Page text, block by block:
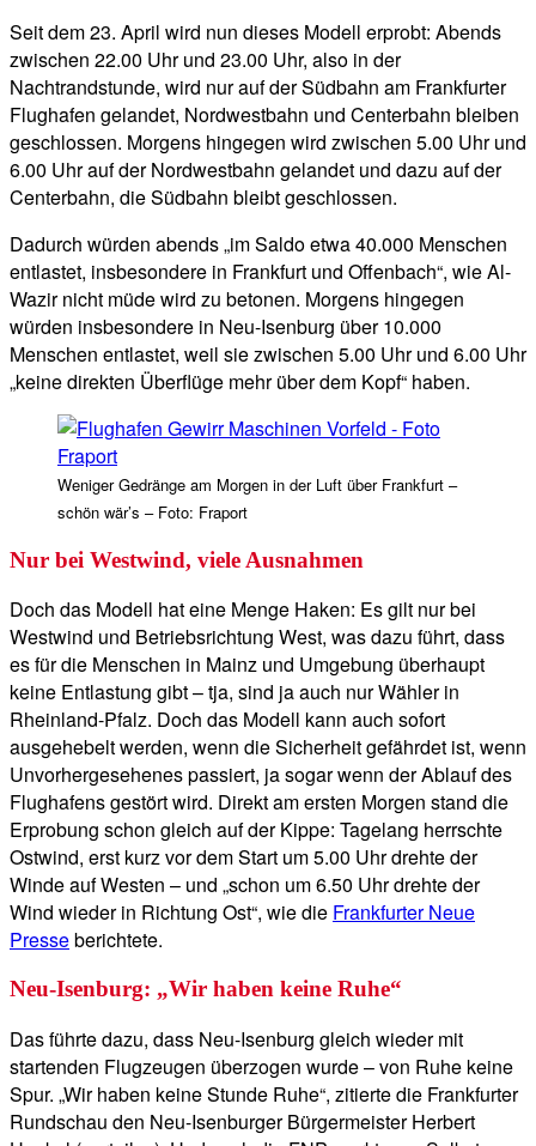
Seit dem 23. April wird nun dieses Modell erprobt: Abends
zwischen 22.00 Uhr und 23.00 Uhr, also in der
Nachtrandstunde, wird nur auf der Südbahn am Frankfurter
Flughafen gelandet, Nordwestbahn und Centerbahn bleiben
geschlossen. Morgens hingegen wird zwischen 5.00 Uhr und
6.00 Uhr auf der Nordwestbahn gelandet und dazu auf der
Centerbahn, die Südbahn bleibt geschlossen.
Dadurch würden abends „im Saldo etwa 40.000 Menschen
entlastet, insbesondere in Frankfurt und Offenbach“, wie Al-
Wazir nicht müde wird zu betonen. Morgens hingegen
würden insbesondere in Neu-Isenburg über 10.000
Menschen entlastet, weil sie zwischen 5.00 Uhr und 6.00 Uhr
„keine direkten Überflüge mehr über dem Kopf“ haben.
Weniger Gedränge am Morgen in der Luft über Frankfurt –
schön wär’s – Foto: Fraport
Nur bei Westwind, viele Ausnahmen
Doch das Modell hat eine Menge Haken: Es gilt nur bei
Westwind und Betriebsrichtung West, was dazu führt, dass
es für die Menschen in Mainz und Umgebung überhaupt
keine Entlastung gibt – tja, sind ja auch nur Wähler in
Rheinland-Pfalz. Doch das Modell kann auch sofort
ausgehebelt werden, wenn die Sicherheit gefährdet ist, wenn
Unvorhergesehenes passiert, ja sogar wenn der Ablauf des
Flughafens gestört wird. Direkt am ersten Morgen stand die
Erprobung schon gleich auf der Kippe: Tagelang herrschte
Ostwind, erst kurz vor dem Start um 5.00 Uhr drehte der
Winde auf Westen – und „schon um 6.50 Uhr drehte der
Wind wieder in Richtung Ost“, wie die Frankfurter Neue
Presseberichtete.
Neu-Isenburg: „Wir haben keine Ruhe“
Das führte dazu, dass Neu-Isenburg gleich wieder mit
startenden Flugzeugen überzogen wurde – von Ruhe keine
Spur. „Wir haben keine Stunde Ruhe“, zitierte die Frankfurter
Rundschau den Neu-Isenburger Bürgermeister Herbert